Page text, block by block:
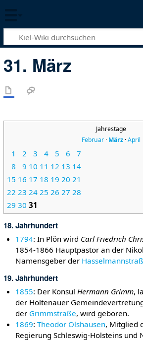
31. März
Jahrestage
Februar· März·April
1 2 3 4 5 6
7
8
9 10 11 12 13 14
15 16 17 18 19 20 21
22 23 24 25 26 27 28
29 30 31
18. Jahrhundert
1794: In Plön wird Carl Friedrich
1854-1866 Hauptpastor an der
Namensgeber der
19. Jahrhundert
1855: Der KonsulHermann Grimm,
der Holtenauer
der Grimmstraße, wird geboren.
1869:Theodor Olshausen, Mitglied
Regierung Schleswig-Holsteins und